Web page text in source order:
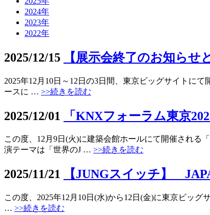
2024年
2023年
2022年
2025/12/15 【展示会終了のお知ら
2025年12月10日～12日の3日間、東京ビッグサイトに
ースに … >>続きを読む
2025/12/01 「KNXフォーラム東京
この度、12月9日(火)に建築会館ホールにて開催される
演テーマは「世界のJ … >>続きを読む
2025/11/21 【JUNGスイッチ】
この度、2025年12月10日(水)から12日(金)に東京ビッ
… >>続きを読む